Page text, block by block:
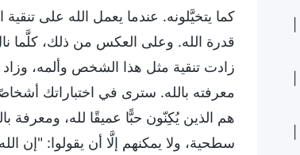
كما يتخيَّلونه. عندما يعمل الله على
قدرة الله. وعلى العكس من ذلك، كلَّما
زادت تنقية مثل هذا الشخص وألمه، وزاد
معرفته بالله. سترى في اختباراتك
هم الذين يُكِنّون حبًّا عميقًا لله، ومعرفة
سطحية، ولا يمكنهم إلَّا أن يقولوا: "إن